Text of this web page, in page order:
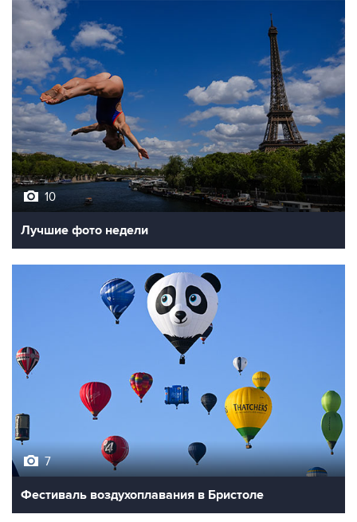
10
Лучшие фото недели
7
Фестиваль воздухоплавания в Бристоле